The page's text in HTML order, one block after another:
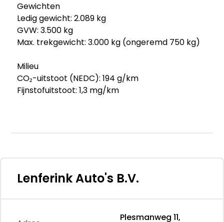
Gewichten
Ledig gewicht: 2.089 kg
GVW: 3.500 kg
Max. trekgewicht: 3.000 kg (ongeremd 750 kg)
Milieu
CO₂-uitstoot (NEDC): 194 g/km
Fijnstofuitstoot: 1,3 mg/km
Financiële informatie
BTW/marge: BTW verrekenbaar voor
ondernemers
Leaseprijs: € 261 p/m (financial lease, 72
Lenferink Auto's B.V.
Plesmanweg 11,